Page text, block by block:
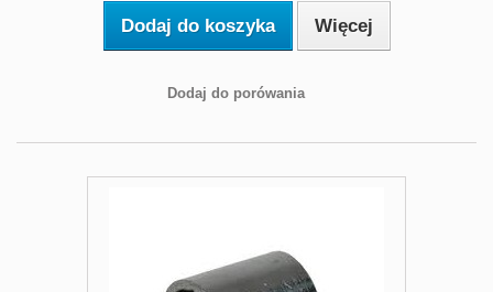
Dodaj do koszyka Więcej
Dodaj do porówania